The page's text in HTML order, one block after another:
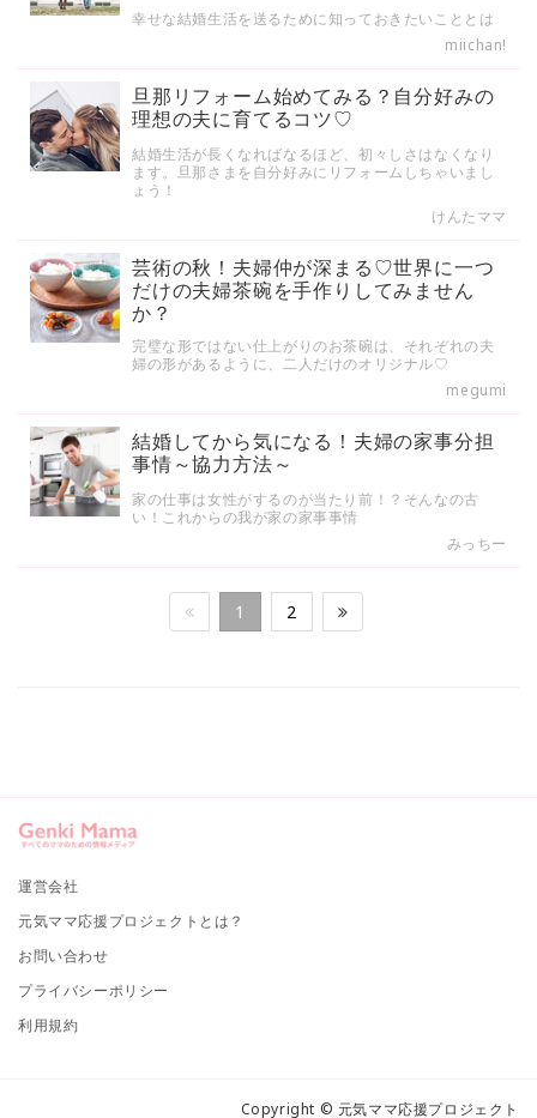
幸せな結婚生活を送るために知っておきたいこととは
miichan!
旦那リフォーム始めてみる？自分好みの
理想の夫に育てるコツ♡
結婚生活が長くなればなるほど、初々しさはなくなり
ます。旦那さまを自分好みにリフォームしちゃいまし
ょう！
けんたママ
芸術の秋！夫婦仲が深まる♡世界に一つ
だけの夫婦茶碗を手作りしてみません
か？
完璧な形ではない仕上がりのお茶碗は、それぞれの夫
婦の形があるように、二人だけのオリジナル♡
megumi
結婚してから気になる！夫婦の家事分担
事情～協力方法～
家の仕事は女性がするのが当たり前！？そんなの古
い！これからの我が家の家事事情
みっちー
1 2
運営会社
元気ママ応援プロジェクトとは？
お問い合わせ
プライバシーポリシー
利用規約
Copyright © 元気ママ応援プロジェクト